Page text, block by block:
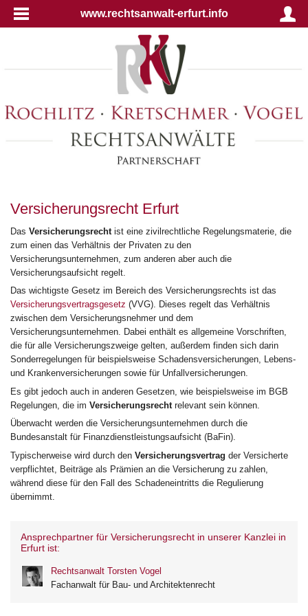
www.rechtsanwalt-erfurt.info
Versicherungsrecht Erfurt
Das Versicherungsrecht ist eine zivilrechtliche Regelungsmaterie, die
zum einen das Verhältnis der Privaten zu den
Versicherungsunternehmen, zum anderen aber auch die
Versicherungsaufsicht regelt.
Das wichtigste Gesetz im Bereich des Versicherungsrechts ist das
Versicherungsvertragsgesetz (VVG). Dieses regelt das Verhältnis
zwischen dem Versicherungsnehmer und dem
Versicherungsunternehmen. Dabei enthält es allgemeine Vorschriften,
die für alle Versicherungszweige gelten, außerdem finden sich darin
Sonderregelungen für beispielsweise Schadensversicherungen, Lebens-
und Krankenversicherungen sowie für Unfallversicherungen.
Es gibt jedoch auch in anderen Gesetzen, wie beispielsweise im BGB
Regelungen, die im Versicherungsrecht relevant sein können.
Überwacht werden die Versicherungsunternehmen durch die
Bundesanstalt für Finanzdienstleistungsaufsicht (BaFin).
Typischerweise wird durch den Versicherungsvertrag der Versicherte
verpflichtet, Beiträge als Prämien an die Versicherung zu zahlen,
während diese für den Fall des Schadeneintritts die Regulierung
übernimmt.
Ansprechpartner für Versicherungsrecht in unserer Kanzlei in
Erfurt ist:
Rechtsanwalt Torsten Vogel
Fachanwalt für Bau- und Architektenrecht